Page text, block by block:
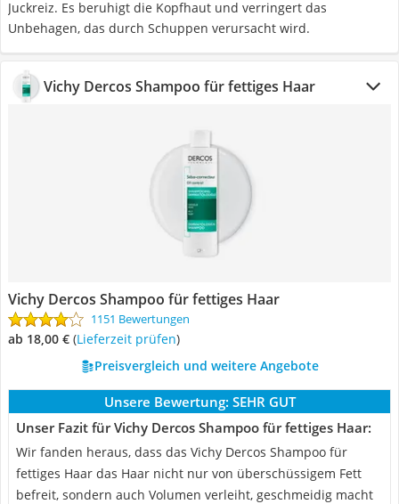
Juckreiz. Es beruhigt die Kopfhaut und verringert das
Unbehagen, das durch Schuppen verursacht wird.
Vichy Dercos Shampoo für fettiges Haar
Vichy Dercos Shampoo für fettiges Haar
1151 Bewertungen
ab 18,00 € (Lieferzeit prüfen)
Preisvergleich und weitere Angebote
Unsere Bewertung: SEHR GUT
Unser Fazit für Vichy Dercos Shampoo für fettiges Haar:
Wir fanden heraus, dass das Vichy Dercos Shampoo für
fettiges Haar das Haar nicht nur von überschüssigem Fett
befreit, sondern auch Volumen verleiht, geschmeidig macht